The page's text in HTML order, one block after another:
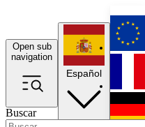
Open sub
navigation
Buscar
Español